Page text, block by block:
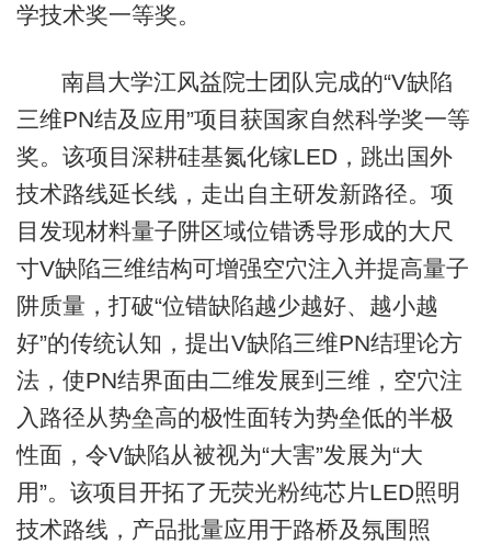
学技术奖一等奖。
南昌大学江风益院士团队完成的“V缺陷
三维PN结及应用”项目获国家自然科学奖一等
奖。该项目深耕硅基氮化镓LED，跳出国外
技术路线延长线，走出自主研发新路径。项
目发现材料量子阱区域位错诱导形成的大尺
寸V缺陷三维结构可增强空穴注入并提高量子
阱质量，打破“位错缺陷越少越好、越小越
好”的传统认知，提出V缺陷三维PN结理论方
法，使PN结界面由二维发展到三维，空穴注
入路径从势垒高的极性面转为势垒低的半极
性面，令V缺陷从被视为“大害”发展为“大
用”。该项目开拓了无荧光粉纯芯片LED照明
技术路线，产品批量应用于路桥及氛围照